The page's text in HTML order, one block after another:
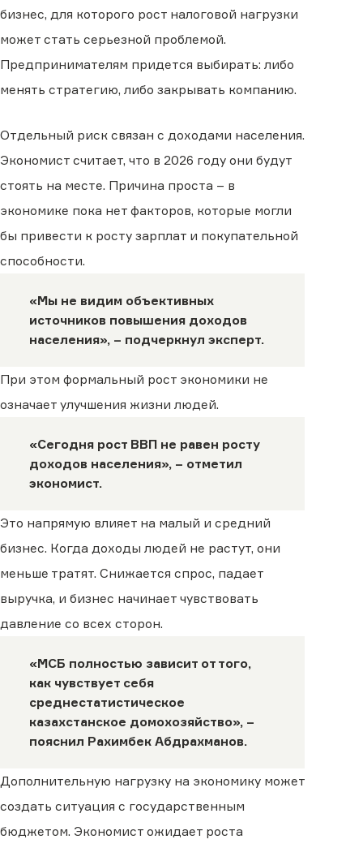
бизнес, для которого рост налоговой нагрузки
может стать серьезной проблемой.
Предпринимателям придется выбирать: либо
менять стратегию, либо закрывать компанию.
Отдельный риск связан с доходами населения.
Экономист считает, что в 2026 году они будут
стоять на месте. Причина проста – в
экономике пока нет факторов, которые могли
бы привести к росту зарплат и покупательной
способности.
«Мы не видим объективных
источников повышения доходов
населения», – подчеркнул эксперт.
При этом формальный рост экономики не
означает улучшения жизни людей.
«Сегодня рост ВВП не равен росту
доходов населения», – отметил
экономист.
Это напрямую влияет на малый и средний
бизнес. Когда доходы людей не растут, они
меньше тратят. Снижается спрос, падает
выручка, и бизнес начинает чувствовать
давление со всех сторон.
«МСБ полностью зависит от того,
как чувствует себя
среднестатистическое
казахстанское домохозяйство», –
пояснил Рахимбек Абдрахманов.
Дополнительную нагрузку на экономику может
создать ситуация с государственным
бюджетом. Экономист ожидает роста